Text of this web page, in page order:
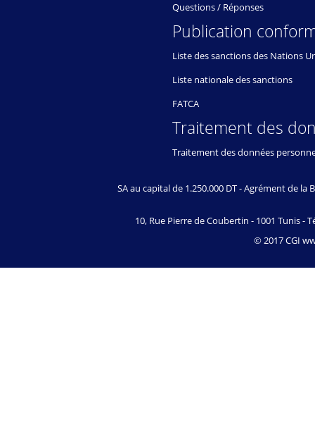
Questions / Réponses
Publication
Liste des sanctions des Nations
Liste nationale des sanctions
FATCA
Traitement des
Traitement des données
SA au capital de 1.250.000 DT - Agrément de la
10, Rue Pierre de Coubertin - 1001 Tunis -
© 2017 CGI